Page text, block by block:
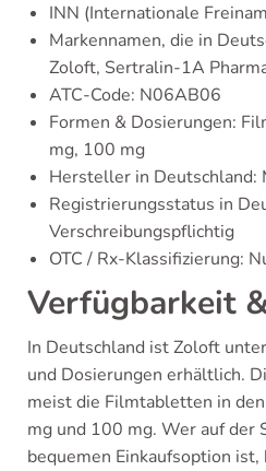
INN (Internationale
Markennamen, die in
Zoloft, Sertralin-1A
ATC-Code: N06AB06
Formen & Dosierungen:
mg, 100 mg
Hersteller in
Registrierungsstatus in
Verschreibungspflichtig
OTC / Rx-Klassifizierung:
Verfügbarkeit
In Deutschland ist Zoloft
und Dosierungen erhältlich.
meist die Filmtabletten in
mg und 100 mg. Wer auf der
bequemen Einkaufsoption